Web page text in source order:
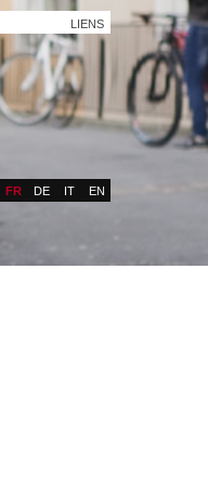
LIENS
FR DE IT EN